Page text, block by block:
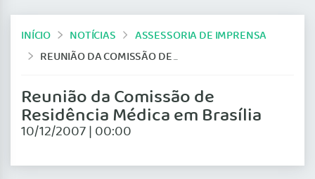
INÍCIO NOTÍCIAS
ASSESSORIA DE IMPRENSA
REUNIÃO DA COMISSÃO DE RESIDÊNCIA MÉDICA EM BRASÍLIA
Reunião da Comissão de
Residência Médica em Brasília
10/12/2007 | 00:00